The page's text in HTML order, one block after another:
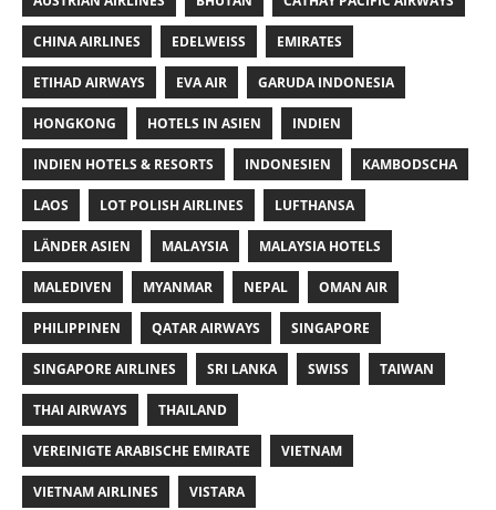
CHINA AIRLINES EDELWEISS EMIRATES
ETIHAD AIRWAYS EVA AIR GARUDA INDONESIA
HONGKONG HOTELS IN ASIEN INDIEN
INDIEN HOTELS & RESORTS INDONESIEN KAMBODSCHA
LAOS LOT POLISH AIRLINES LUFTHANSA
LÄNDER ASIEN MALAYSIA MALAYSIA HOTELS
MALEDIVEN MYANMAR NEPAL OMAN AIR
PHILIPPINEN QATAR AIRWAYS SINGAPORE
SINGAPORE AIRLINES SRI LANKA SWISS TAIWAN
THAI AIRWAYS THAILAND
VEREINIGTE ARABISCHE EMIRATE VIETNAM
VIETNAM AIRLINES VISTARA